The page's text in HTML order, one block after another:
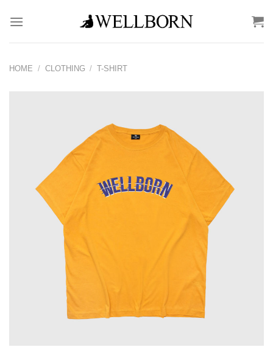
HOME / CLOTHING / T-SHIRT